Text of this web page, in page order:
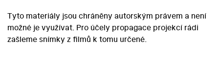
Tyto materiály jsou chráněny autorským právem a není
možné je využívat. Pro účely propagace projekcí rádi
zašleme snímky z filmů k tomu určené.